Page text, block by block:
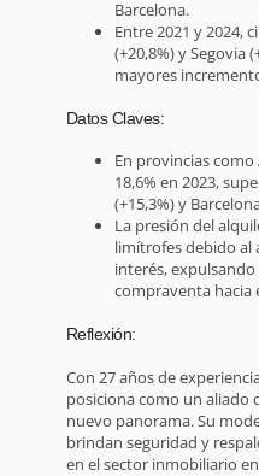
Barcelona.
Entre 2021 y 2024,
(+20,8%) y Segovia
mayores
Datos Claves:
En provincias
18,6% en 2023,
(+15,3%) y
La presión del
limítrofes debido al
interés,
compraventa hacia
Reflexión:
Con 27 años de
posiciona como un aliado
nuevo panorama. Su
brindan seguridad y
en el sector inmobiliario